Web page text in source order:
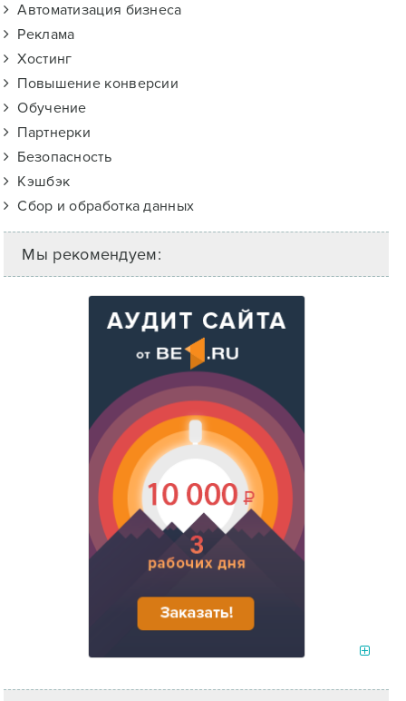
Автоматизация бизнеса
Реклама
Хостинг
Повышение конверсии
Обучение
Партнерки
Безопасность
Кэшбэк
Сбор и обработка данных
Мы рекомендуем: